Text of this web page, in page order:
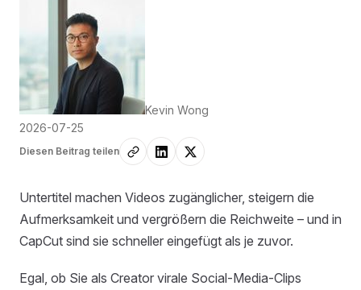
Kevin Wong
2026-07-25
Diesen Beitrag teilen
Untertitel machen Videos zugänglicher, steigern die
Aufmerksamkeit und vergrößern die Reichweite – und in
CapCut sind sie schneller eingefügt als je zuvor.
Egal, ob Sie als Creator virale Social-Media-Clips